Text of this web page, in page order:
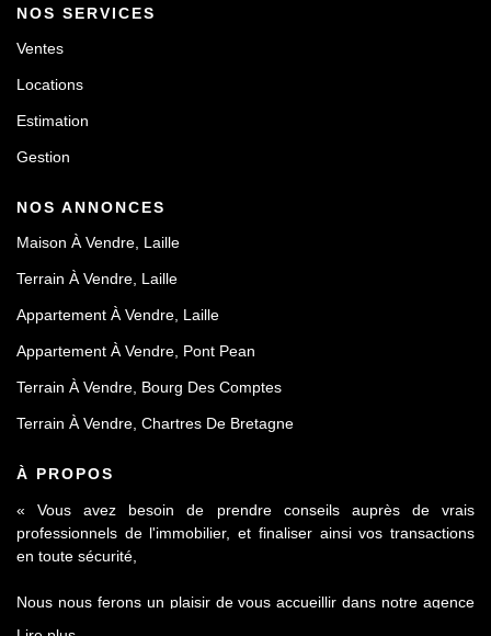
NOS SERVICES
Ventes
Locations
Estimation
Gestion
NOS ANNONCES
Maison À Vendre, Laille
Terrain À Vendre, Laille
Appartement À Vendre, Laille
Appartement À Vendre, Pont Pean
Terrain À Vendre, Bourg Des Comptes
Terrain À Vendre, Chartres De Bretagne
À PROPOS
« Vous avez besoin de prendre conseils auprès de vrais
professionnels de l'immobilier, et finaliser ainsi vos transactions
en toute sécurité,
Nous nous ferons un plaisir de vous accueillir dans notre agence